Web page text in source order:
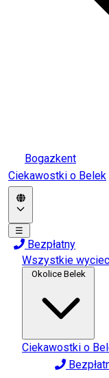
Bogazkent
Ciekawostki o Belek
☰
Bezpłatny
Wszystkie
Okolice Belek
Ciekawostki o